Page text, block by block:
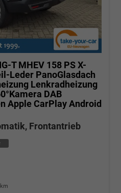
T MHEV 158 PS X-
Leder PanoGlasdach
Lenkradheizung
DAB
Apple CarPlay Android
Frontantrieb